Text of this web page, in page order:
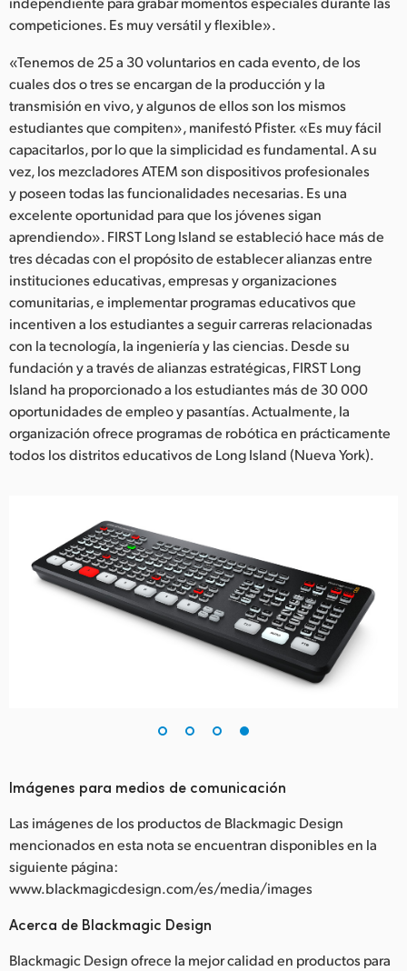
competiciones. Es muy versátil y flexible».
«Tenemos de 25 a 30 voluntarios en cada evento, de los
cuales dos o tres se encargan de la producción y la
transmisión en vivo, y algunos de ellos son los mismos
estudiantes que compiten», manifestó Pfister. «Es muy fácil
capacitarlos, por lo que la simplicidad es fundamental. A su
vez, los mezcladores ATEM son dispositivos profesionales
y poseen todas las funcionalidades necesarias. Es una
excelente oportunidad para que los jóvenes sigan
aprendiendo». FIRST Long Island se estableció hace más de
tres décadas con el propósito de establecer alianzas entre
instituciones educativas, empresas y organizaciones
comunitarias, e implementar programas educativos que
incentiven a los estudiantes a seguir carreras relacionadas
con la tecnología, la ingeniería y las ciencias. Desde su
fundación y a través de alianzas estratégicas, FIRST Long
Island ha proporcionado a los estudiantes más de 30 000
oportunidades de empleo y pasantías. Actualmente, la
organización ofrece programas de robótica en prácticamente
todos los distritos educativos de Long Island (Nueva York).
Imágenes para medios de comunicación
Las imágenes de los productos de Blackmagic Design
mencionados en esta nota se encuentran disponibles en la
siguiente página:
www.blackmagicdesign.com/es/media/images
Acerca de Blackmagic Design
Blackmagic Design ofrece la mejor calidad en productos para